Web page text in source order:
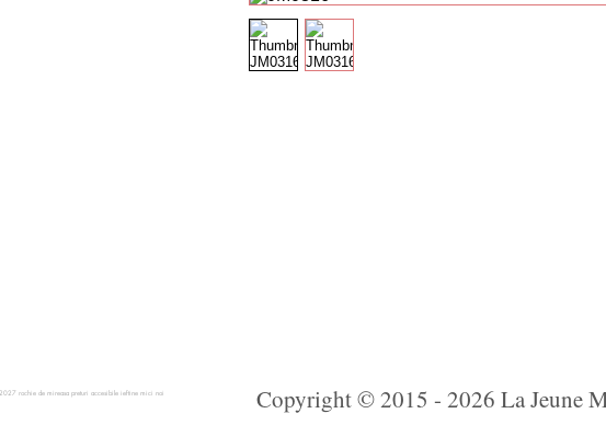
rochie de mireasa preturi accesibile ieftine mici noi Copyright © 2015 - 2026 La Jeune